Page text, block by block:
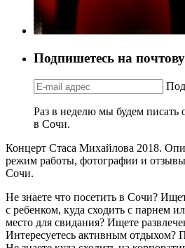
Подпишетесь на
Раз в неделю мы будем писать
в Сочи.
Концерт Стаса Михайлова 2018.
режим работы, фотографии и
Сочи.
Не знаете что посетить в Сочи?
с ребенком, куда сходить с парнем
место для свидания? Ищете
Интересуетесь активным отдыхом?